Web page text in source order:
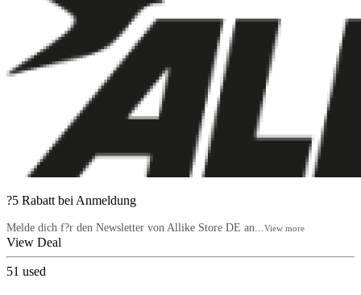
?5 Rabatt bei Anmeldung
Melde dich f?r den Newsletter von Allike Store DE an...View more
View Deal
51 used